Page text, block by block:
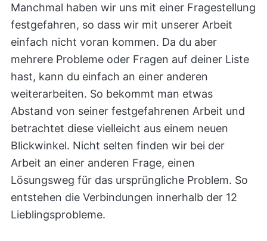
Manchmal haben wir uns mit einer Fragestellung
festgefahren, so dass wir mit unserer Arbeit
einfach nicht voran kommen. Da du aber
mehrere Probleme oder Fragen auf deiner Liste
hast, kann du einfach an einer anderen
weiterarbeiten. So bekommt man etwas
Abstand von seiner festgefahrenen Arbeit und
betrachtet diese vielleicht aus einem neuen
Blickwinkel. Nicht selten finden wir bei der
Arbeit an einer anderen Frage, einen
Lösungsweg für das ursprüngliche Problem. So
entstehen die Verbindungen innerhalb der 12
Lieblingsprobleme.